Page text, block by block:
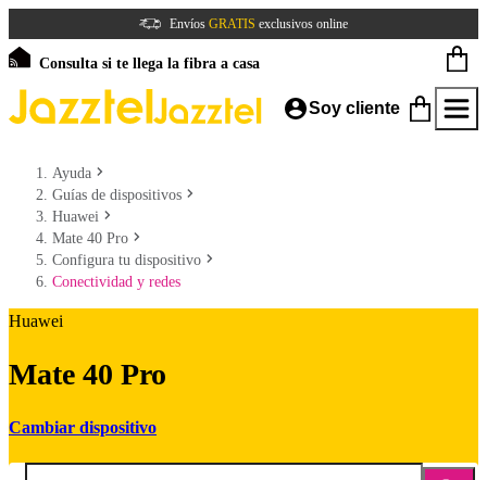
Envíos GRATIS exclusivos online
Consulta si te llega la fibra a casa
Soy cliente
Ayuda
Guías de dispositivos
Huawei
Mate 40 Pro
Configura tu dispositivo
Conectividad y redes
Huawei
Mate 40 Pro
Cambiar dispositivo